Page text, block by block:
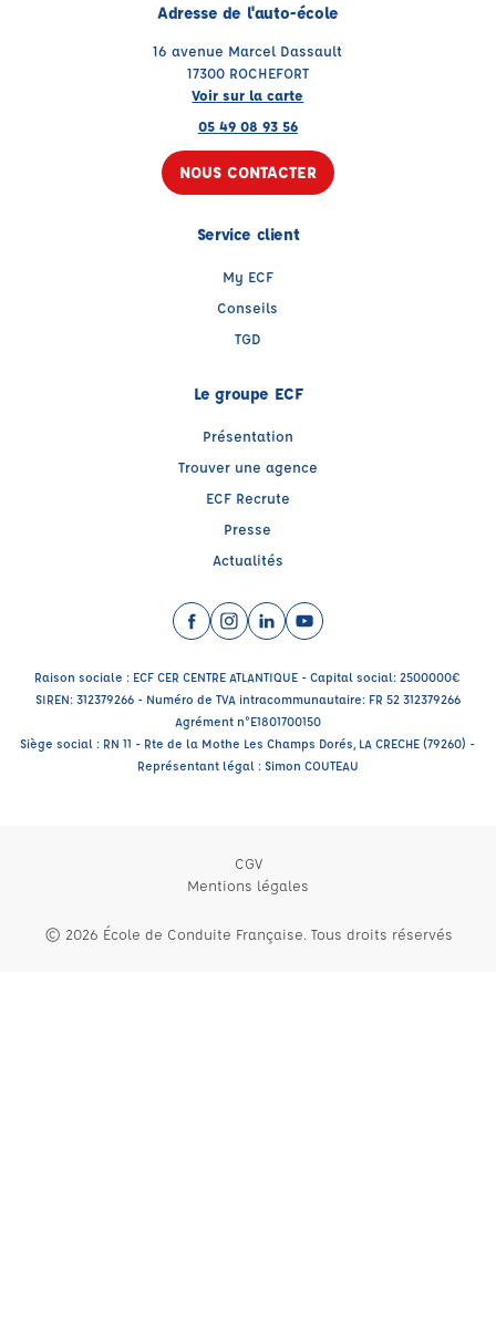
Adresse de l'auto-école
16 avenue Marcel Dassault
17300 ROCHEFORT
Voir sur la carte
05 49 08 93 56
NOUS CONTACTER
Service client
My ECF
Conseils
TGD
Le groupe ECF
Présentation
Trouver une agence
ECF Recrute
Presse
Actualités
Facebook (nouvelle fenêtre)
Instagram (nouvelle fenêtre)
LinkedIn (nouvelle fenêtre)
YouTube (nouvelle
Raison sociale : ECF CER CENTRE ATLANTIQUE - Capital social: 2500000€
SIREN: 312379266 - Numéro de TVA intracommunautaire: FR 52 312379266
Agrément n°E1801700150
Siège social : RN 11 - Rte de la Mothe Les Champs Dorés, LA CRECHE (79260) -
Représentant légal : Simon COUTEAU
CGV
Mentions légales
© 2026 École de Conduite Française. Tous droits réservés